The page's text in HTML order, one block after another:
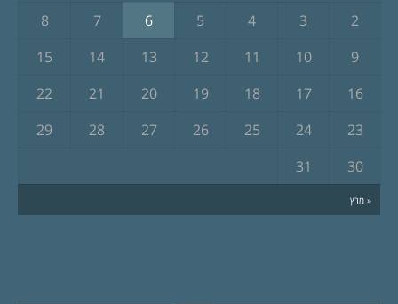
« מרץ
2
3
4
5
6
7
8
9
10
11
12
13
14
15
16
17
18
19
20
21
22
23
24
25
26
27
28
29
30
31